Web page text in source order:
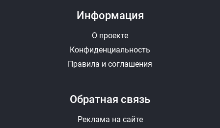
Информация
О проекте
Конфиденциальность
Правила и соглашения
Обратная связь
Реклама на сайте